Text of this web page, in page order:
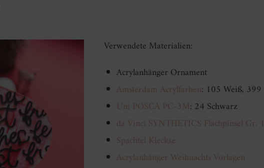
Verwendete Materialien:
Acrylanhänger Ornament
Amsterdam Acrylfarben: 105 Weiß, 399
Uni POSCA PC-3M: 24 Schwarz
da Vinci SYNTHETICS Flachpinsel Gr.
Spachtel Kleckse
Acrylanhänger Weihnachts Vorlagen